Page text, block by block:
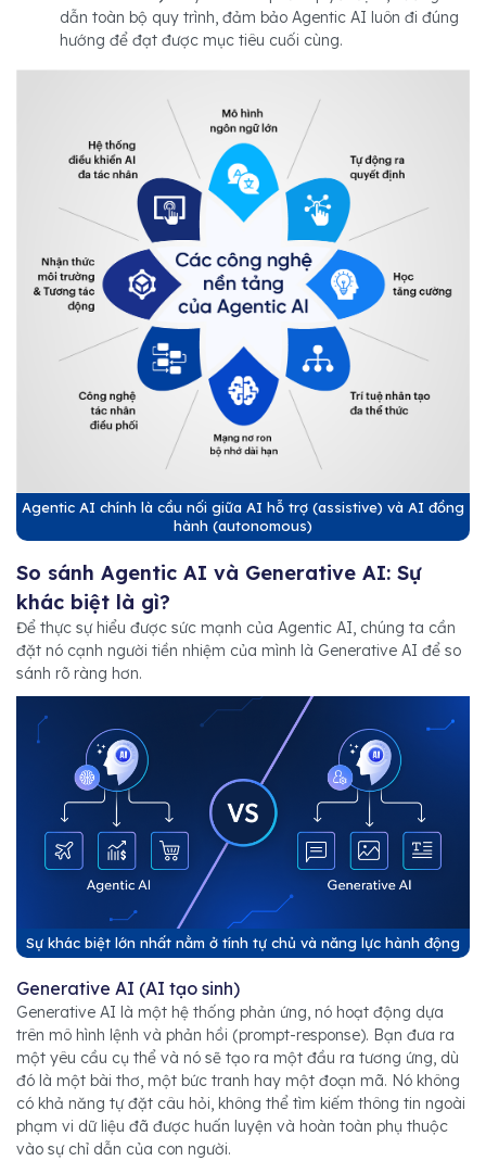
dẫn toàn bộ quy trình, đảm bảo Agentic AI luôn đi đúng
hướng để đạt được mục tiêu cuối cùng.
Agentic AI chính là cầu nối giữa AI hỗ trợ (assistive) và AI đồng
hành (autonomous)
So sánh Agentic AI và Generative AI: Sự
khác biệt là gì?
Để thực sự hiểu được sức mạnh của Agentic AI, chúng ta cần
đặt nó cạnh người tiền nhiệm của mình là Generative AI để so
sánh rõ ràng hơn.
Sự khác biệt lớn nhất nằm ở tính tự chủ và năng lực hành động
Generative AI (AI tạo sinh)
Generative AI là một hệ thống phản ứng, nó hoạt động dựa
trên mô hình lệnh và phản hồi (prompt-response). Bạn đưa ra
một yêu cầu cụ thể và nó sẽ tạo ra một đầu ra tương ứng, dù
đó là một bài thơ, một bức tranh hay một đoạn mã. Nó không
có khả năng tự đặt câu hỏi, không thể tìm kiếm thông tin ngoài
phạm vi dữ liệu đã được huấn luyện và hoàn toàn phụ thuộc
vào sự chỉ dẫn của con người.